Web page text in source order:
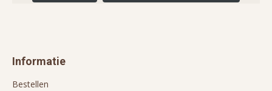
Informatie
Bestellen